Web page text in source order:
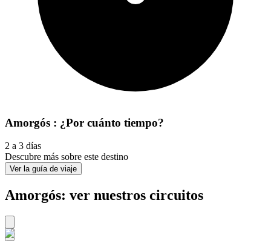
Amorgós : ¿Por cuánto tiempo?
2 a 3 días
Descubre más sobre este destino
Ver la guía de viaje
Amorgós: ver nuestros circuitos